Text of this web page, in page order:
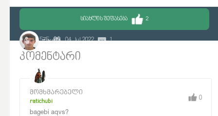
ᲡᲘᲐᲮᲚᲘᲡ ᲨᲔᲤᲐᲡᲔᲑᲐ 2
TIKINA
2 575 04 Jul 2022 1
კომენტარი
მომხმარებელი
ratichubi
bagebi aqvs?
0